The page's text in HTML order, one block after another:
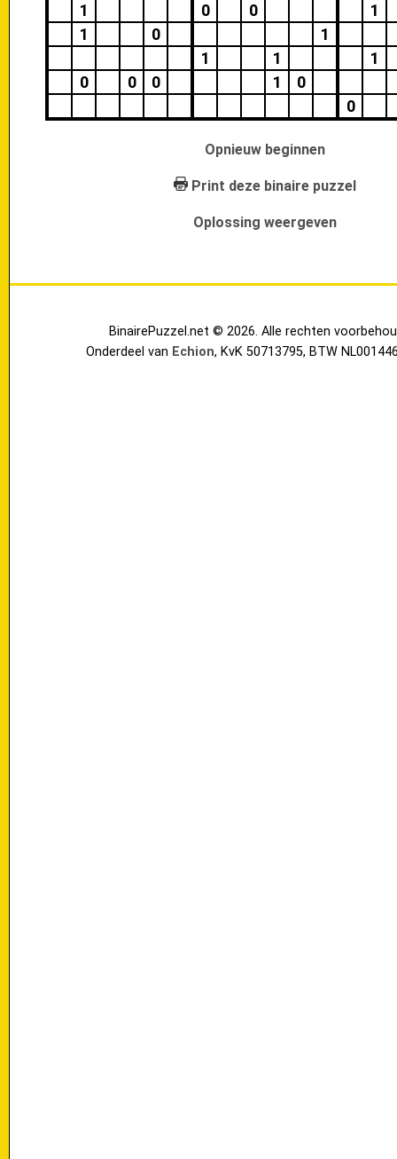
1
0 0
1
1
0
1
1
1
1
0
0 0 1
0
0
Opnieuw beginnen
Print deze binaire puzzel
Oplossing weergeven
BinairePuzzel.net © 2026. Alle rechten
Onderdeel van Echion, KvK 50713795, BTW